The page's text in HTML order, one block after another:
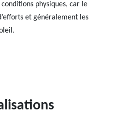
physiques, car le
et généralement les